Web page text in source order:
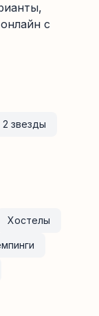
с
2 звезды
Хостелы